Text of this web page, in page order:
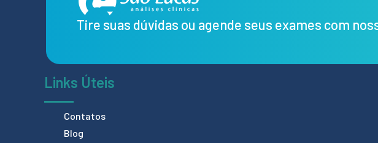
Tire suas dúvidas ou agende seus exames com
Links Úteis
Contatos
Blog